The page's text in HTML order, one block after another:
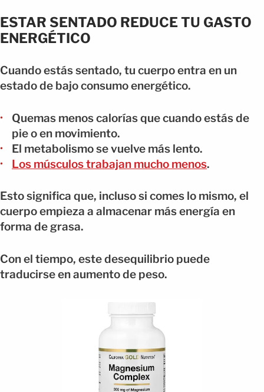
ESTAR SENTADO REDUCE TU GASTO
ENERGÉTICO
Cuando estás sentado, tu cuerpo entra en un
estado de bajo consumo energético.
Quemas menos calorías que cuando estás de
pie o en movimiento.
El metabolismo se vuelve más lento.
Los músculos trabajan mucho menos.
Esto significa que, incluso si comes lo mismo, el
cuerpo empieza a almacenar más energía en
forma de grasa.
Con el tiempo, este desequilibrio puede
traducirse en aumento de peso.